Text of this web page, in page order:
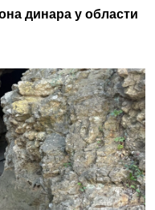
динара у области